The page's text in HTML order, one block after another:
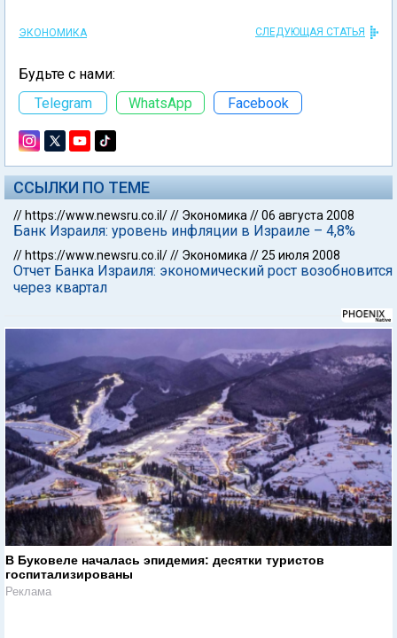
ЭКОНОМИКА СЛЕДУЮЩАЯ СТАТЬЯ
Будьте с нами:
Telegram
WhatsApp Facebook
ССЫЛКИ ПО ТЕМЕ
// https://www.newsru.co.il/// Экономика //06 августа 2008
Банк Израиля: уровень инфляции в Израиле – 4,8%
// https://www.newsru.co.il/// Экономика //25 июля 2008
Отчет Банка Израиля: экономический рост возобновится
через квартал
В Буковеле началась эпидемия: десятки туристов
госпитализированы
Реклама